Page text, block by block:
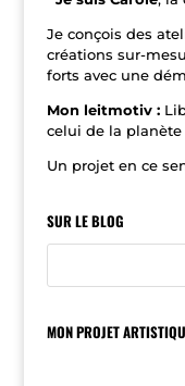
v
e
:
Je conçois des
créations sur-
forts avec une
Mon leitmotiv :
celui de la planète
Un projet en ce
SUR LE BLOG
MON PROJET